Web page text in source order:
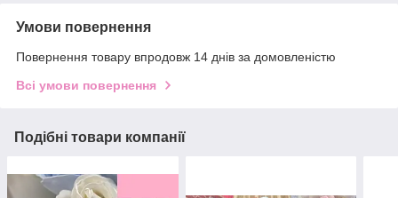
Умови повернення
Повернення товару впродовж 14 днів за домовленістю
Всі умови повернення
Подібні товари компанії